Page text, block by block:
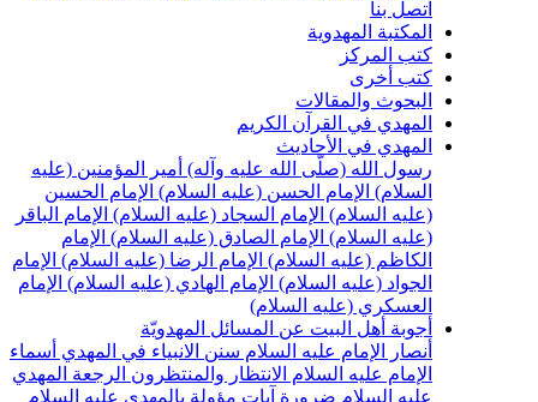
المهدوية
والمقالات
في القرآن الكريم
في الأحاديث
الله (صلّى الله عليه وآله) أمير المؤمنين (عليه
الإمام الحسن (عليه السلام) الإمام الحسين
الإمام السجاد (عليه السلام) الإمام الباقر
الإمام الصادق (عليه السلام) الإمام
(عليه السلام) الإمام الرضا (عليه السلام) الإمام
(عليه السلام) الإمام الهادي (عليه السلام) الإمام
(عليه السلام)
أهل البيت عن المسائل المهدويّة
الإمام عليه السلامسنن الانبياء في المهديأسماء
عليه السلامالانتظار والمنتظرونالرجعةالمهدي
السلام ضرورة آيات مؤولة بالمهدي عليه السلام